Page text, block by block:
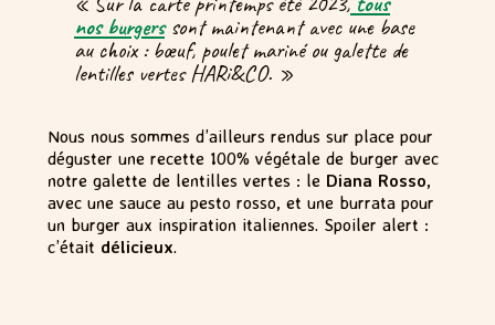
nos burgerssont maintenant avec une base
au choix : bœuf, poulet mariné ou galette de
lentilles vertes HARi&CO. »
Nous nous sommes d’ailleurs rendus sur place pour
déguster une recette 100% végétale de burger avec
notre galette de lentilles vertes : le Diana Rosso,
avec une sauce au pesto rosso, et une burrata pour
un burger aux inspiration italiennes. Spoiler alert :
c’était délicieux.